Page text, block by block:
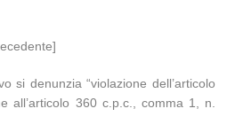
si denunzia “violazione dell’articolo
all’articolo 360 c.p.c., comma 1, n.